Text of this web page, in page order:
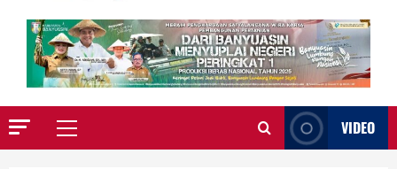
Primary
VIDEO